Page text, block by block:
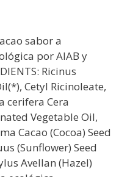
sabor a
por AIAB y
Ricinus
Cetyl Ricinoleate,
cerifera Cera
Vegetable Oil,
Cacao (Cocoa) Seed
(Sunflower) Seed
Avellan (Hazel)